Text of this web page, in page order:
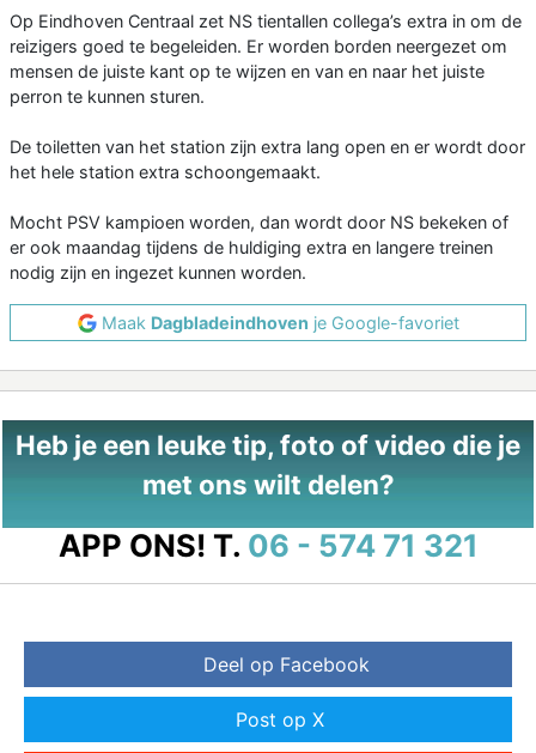
Op Eindhoven Centraal zet NS tientallen collega’s extra in om de
reizigers goed te begeleiden. Er worden borden neergezet om
mensen de juiste kant op te wijzen en van en naar het juiste
perron te kunnen sturen.
De toiletten van het station zijn extra lang open en er wordt door
het hele station extra schoongemaakt.
Mocht PSV kampioen worden, dan wordt door NS bekeken of
er ook maandag tijdens de huldiging extra en langere treinen
nodig zijn en ingezet kunnen worden.
Maak Dagbladeindhoven je Google-favoriet
Heb je een leuke tip, foto of video die je
met ons wilt delen?
APP ONS! T. 06 - 574 71 321
Deel op Facebook
Post op X